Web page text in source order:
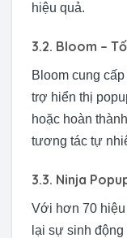
hiệu quả.
3.2. Bloom –
Bloom cung
trợ hiển thị
hoặc hoàn
tương tác tự
3.3. Ninja
Với hơn 70
lại sự sinh